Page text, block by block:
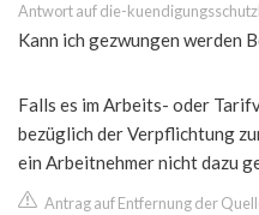
Antwort auf die-
Kann ich gezwungen werden
Falls es im Arbeits- oder
bezüglich der Verpflichtung
ein Arbeitnehmer nicht dazu
Antrag auf Entfernung der